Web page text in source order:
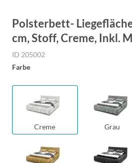
Polsterbett-
cm, Stoff, Creme, Inkl.
ID 205002
Farbe
Creme Grau